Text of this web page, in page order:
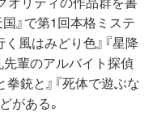
』で第1回本格ミステ
風はみどり色』『星降
輩のアルバイト探偵
拳銃と』『死体で遊ぶな
がある。